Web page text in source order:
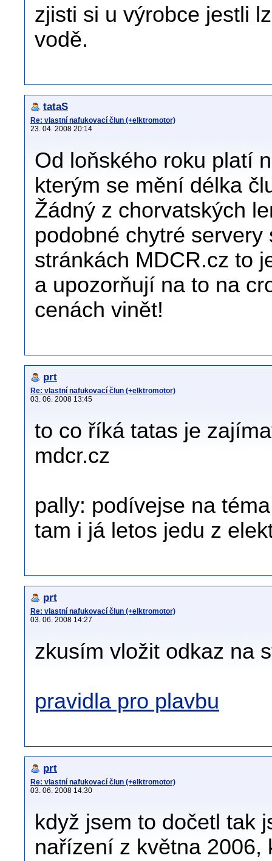
zjisti si u výrobce jestli
vodě.
tataS
Re: vlastní nafukovací člun (+elktromotor)
23. 04. 2008 20:14
Od loňského roku platí
kterým se mění délka
Žádný z chorvatských
podobné chytré
stránkách MDCR.cz to
a upozorňují na to na
cenách vinět!
prt
Re: vlastní nafukovací člun (+elktromotor)
03. 06. 2008 13:45
to co říká tatas je
mdcr.cz
pally: podívejse na
tam i já letos jedu z
prt
Re: vlastní nafukovací člun (+elktromotor)
03. 06. 2008 14:27
zkusím vložit odkaz na
pravidla pro plavbu
prt
Re: vlastní nafukovací člun (+elktromotor)
03. 06. 2008 14:30
když jsem to dočetl tak
nařízení z května 2006,